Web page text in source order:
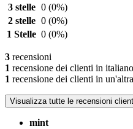
3 stelle 0 (0%)
2 stelle 0 (0%)
1 Stelle 0 (0%)
3 recensioni
1 recensione dei clienti in italiano
1 recensione dei clienti in
Visualizza tutte le recensioni
mint